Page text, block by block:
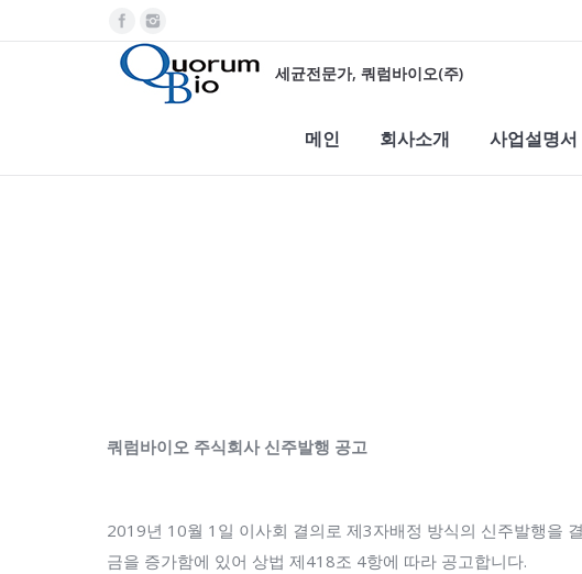
세균전문가, 쿼럼바이오(주)
메인 회사소개 사업설명서
쿼럼바이오 주식회사 신주발행 공고
2019년 10월 1일 이사회 결의로 제3자배정 방식의 신주발행을
금을 증가함에 있어 상법 제418조 4항에 따라 공고합니다.